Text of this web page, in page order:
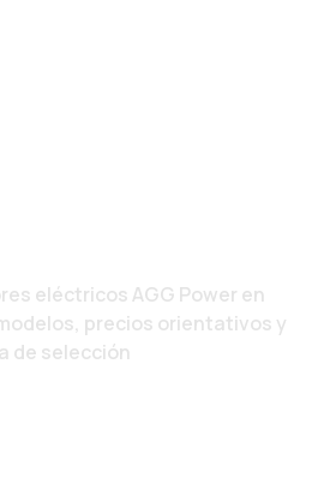
eléctricos AGG Power en
precios orientativos y
de selección